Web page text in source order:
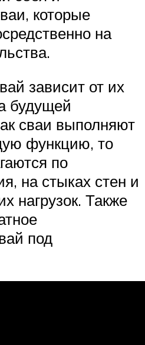
которые
на
зависит от их
будущей
сваи выполняют
функцию, то
по
на стыках стен и
нагрузок. Также
под